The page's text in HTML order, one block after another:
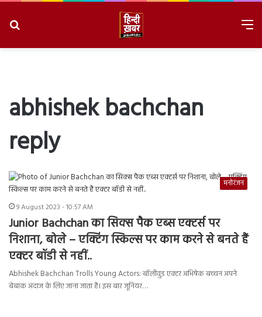
abhishek bachchan
reply
मनोरंजन
9 August 2023 - 10:57 AM
Junior Bachchan का सिक्स पैक एब्स एक्टर्स पर
निशाना, बोले – एक्टिंग स्किल्स पर काम करने से बनते हैं
एक्टर बॉडी से नहीं..
Abhishek Bachchan Trolls Young Actors: बॉलीवुड एक्टर अभिषेक बच्चन अपने
बेबाक अंदाज के लिए जाना जाता है। इस बार जूनियर…